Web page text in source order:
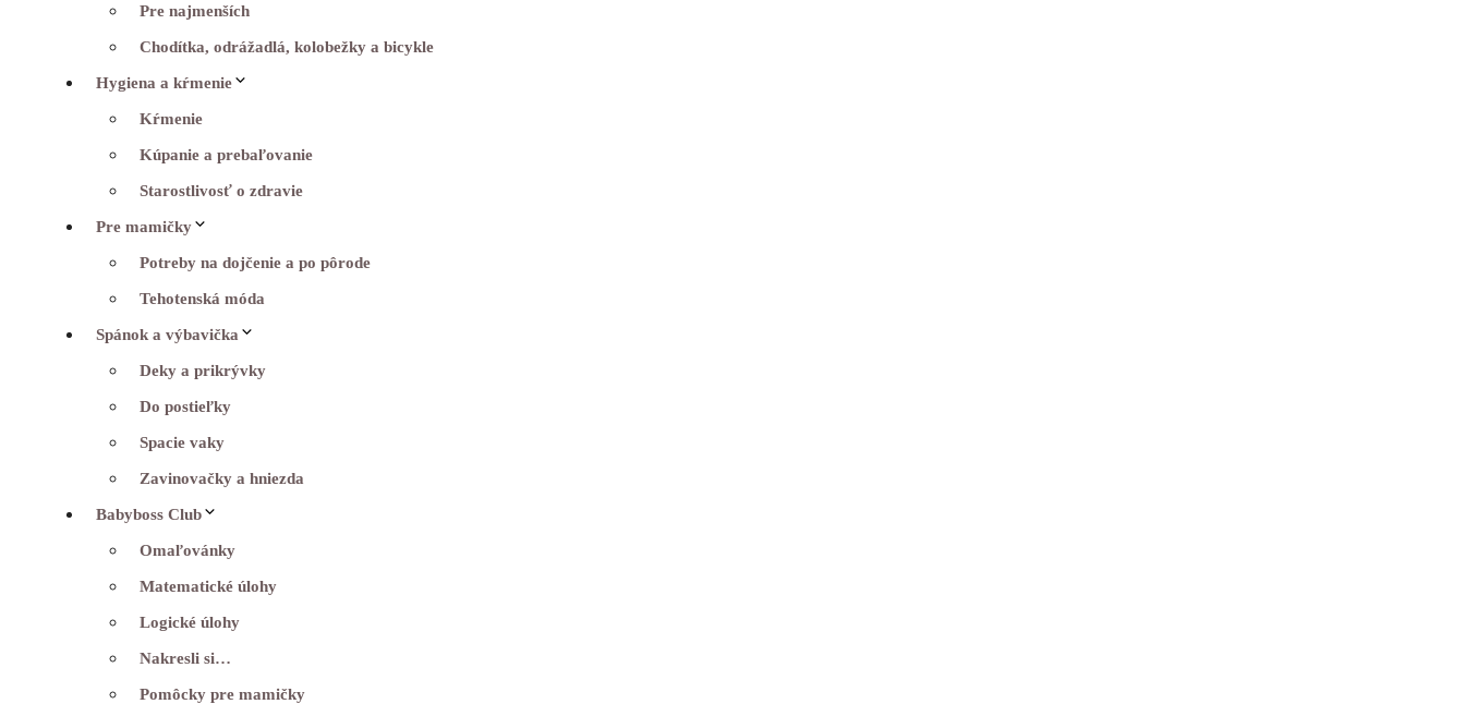
Pre najmenších
Chodítka, odrážadlá, kolobežky a bicykle
Hygiena a kŕmenie
Kŕmenie
Kúpanie a prebaľovanie
Starostlivosť o zdravie
Pre mamičky
Potreby na dojčenie a po pôrode
Tehotenská móda
Spánok a výbavička
Deky a prikrývky
Do postieľky
Spacie vaky
Zavinovačky a hniezda
Babyboss Club
Omaľovánky
Matematické úlohy
Logické úlohy
Nakresli si…
Pomôcky pre mamičky